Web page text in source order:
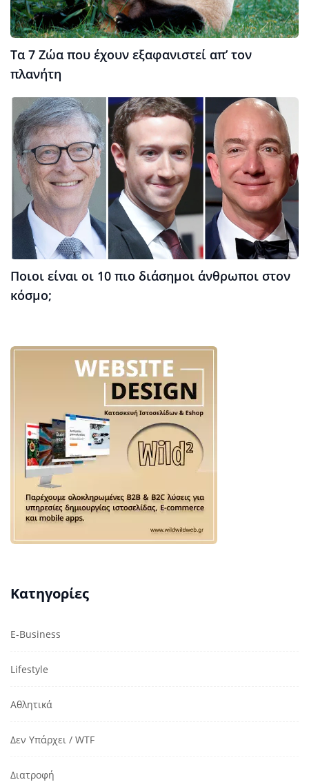
Τα 7 Ζώα που έχουν εξαφανιστεί απ’ τον
πλανήτη
Ποιοι είναι οι 10 πιο διάσημοι άνθρωποι στον
κόσμο;
Κατηγορίες
E-Business
Lifestyle
Αθλητικά
Δεν Υπάρχει / WTF
Διατροφή